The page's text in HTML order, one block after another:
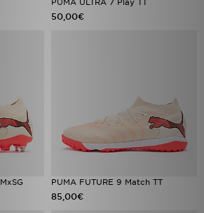
PUMA ULTRA 7 Play TT
50,00€
PUMA FUTURE 9 Match TT
85,00€